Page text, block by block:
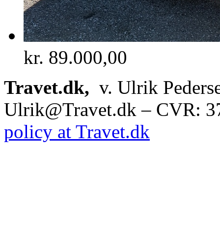
kr. 89.000,00
Travet.dk, v. Ulrik
Ulrik@Travet.dk – CVR:
policy at Travet.dk